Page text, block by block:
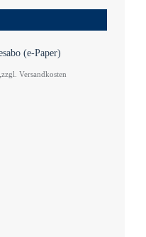
(e-Paper)
Versandkosten